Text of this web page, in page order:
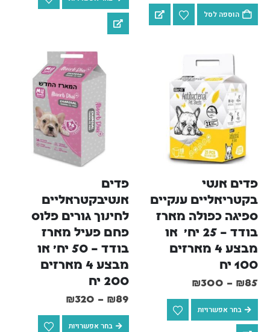
הוספה לסל
פדים אנטי
בקטריאליים ענקיים
ספיגה כפולה מארז
בודד – 25 יח'  או
מבצע 4 מארזים
100 יח
₪85
–
₪300
בחר אפשרויות
פדים
אנטיבקטראליים
לחינוך גורים פלוס
פחם פעיל מארז
בודד – 50 יח' או
מבצע 4 מארזים
200 יח
₪89
–
₪320
בחר אפשרויות